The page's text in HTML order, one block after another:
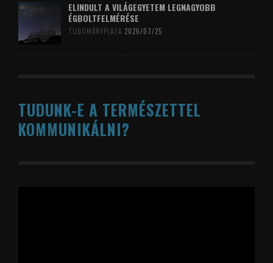
ELINDULT A VILÁGEGYETEM LEGNAGYOBB
ÉGBOLTFELMÉRÉSE
TUDOMÁNYPLÁZA 2026/07/25
TUDUNK-E A TERMÉSZETTEL
KOMMUNIKÁLNI?